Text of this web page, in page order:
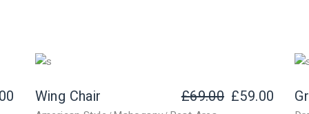
Wing Chair £69.00 Le
£59.00Le